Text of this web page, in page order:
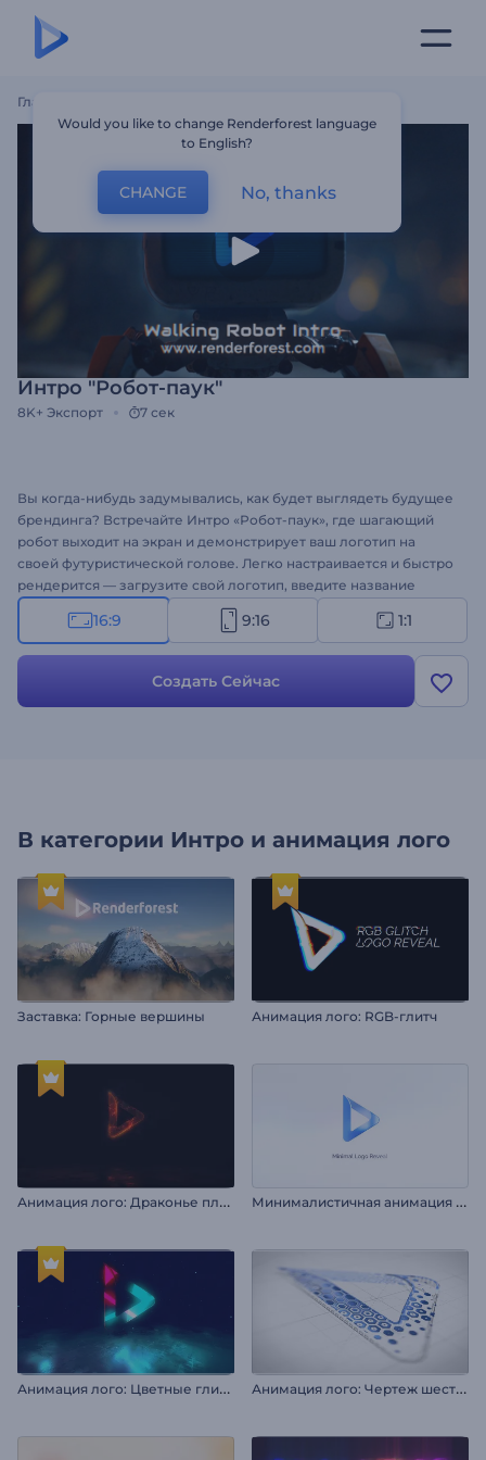
Главная
Интро "Робот-паук"
8K+ Экспорт 7 сек
Вы когда-нибудь задумывались, как будет выглядеть будущее
брендинга? Встречайте Интро «Робот-паук», где шагающий
робот выходит на экран и демонстрирует ваш логотип на
своей футуристической голове. Легко настраивается и быстро
рендерится — загрузите свой логотип, введите название
компании и слоган, а также выберите фоновую музыку,
соответствующую атмосфере. Отлично подходит для ИИ,
киберпространства или всего, что связано с будущим.
Создайте сейчас и запустите свой бренд в будущее!
16:9 9:16 1:1
Создать Сейчас
В категории Интро и анимация лого
Заставка: Горные вершины Анимация лого: RGB-глитч
А
нимация лого: Драконье пламя М
инималистичная анимация лого
А
нимация лого: Цветные глитч-эффекты А
нимация лого: Чертеж шестиугольника
Would you like to change Renderforest language
to English?
CHANGE No, thanks